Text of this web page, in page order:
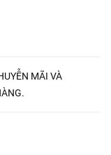
MÃI VÀ